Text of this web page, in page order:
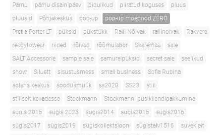
Pärnu
pärnu disainipäev pidulikud piiratud koguses
pluus
pluusid
Põhjakeskus pop-up
pop-up moepood ZERO
Pret-a-Porter LT
püksid pükstükk Raili Nõlvak railinolvak
Rakvere
readytowear
riided rõivad rõõmulabor Saaremaa
sale
SALT Accessorie
sample sale samuraipüksid secret sale
seelikud
show
Siluett sisustusmess small business
Sofia Rubina
solaris keskus
soodusmüük ss2020 SS23
stiil
stiilselt kevadesse
Stockmann
Stockmanni püsikliendipakkumine
sügis 2015
sügis 2023 sügis2014 sügis2015
sügis2016
sügis2017
sügis2019 sügiskollektsioon sügistalv1516
suvekleit